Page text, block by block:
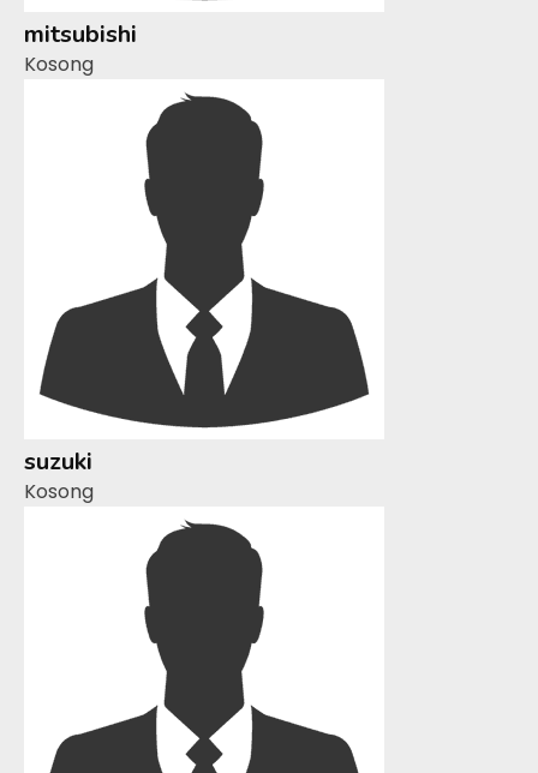
mitsubishi
Kosong
suzuki
Kosong